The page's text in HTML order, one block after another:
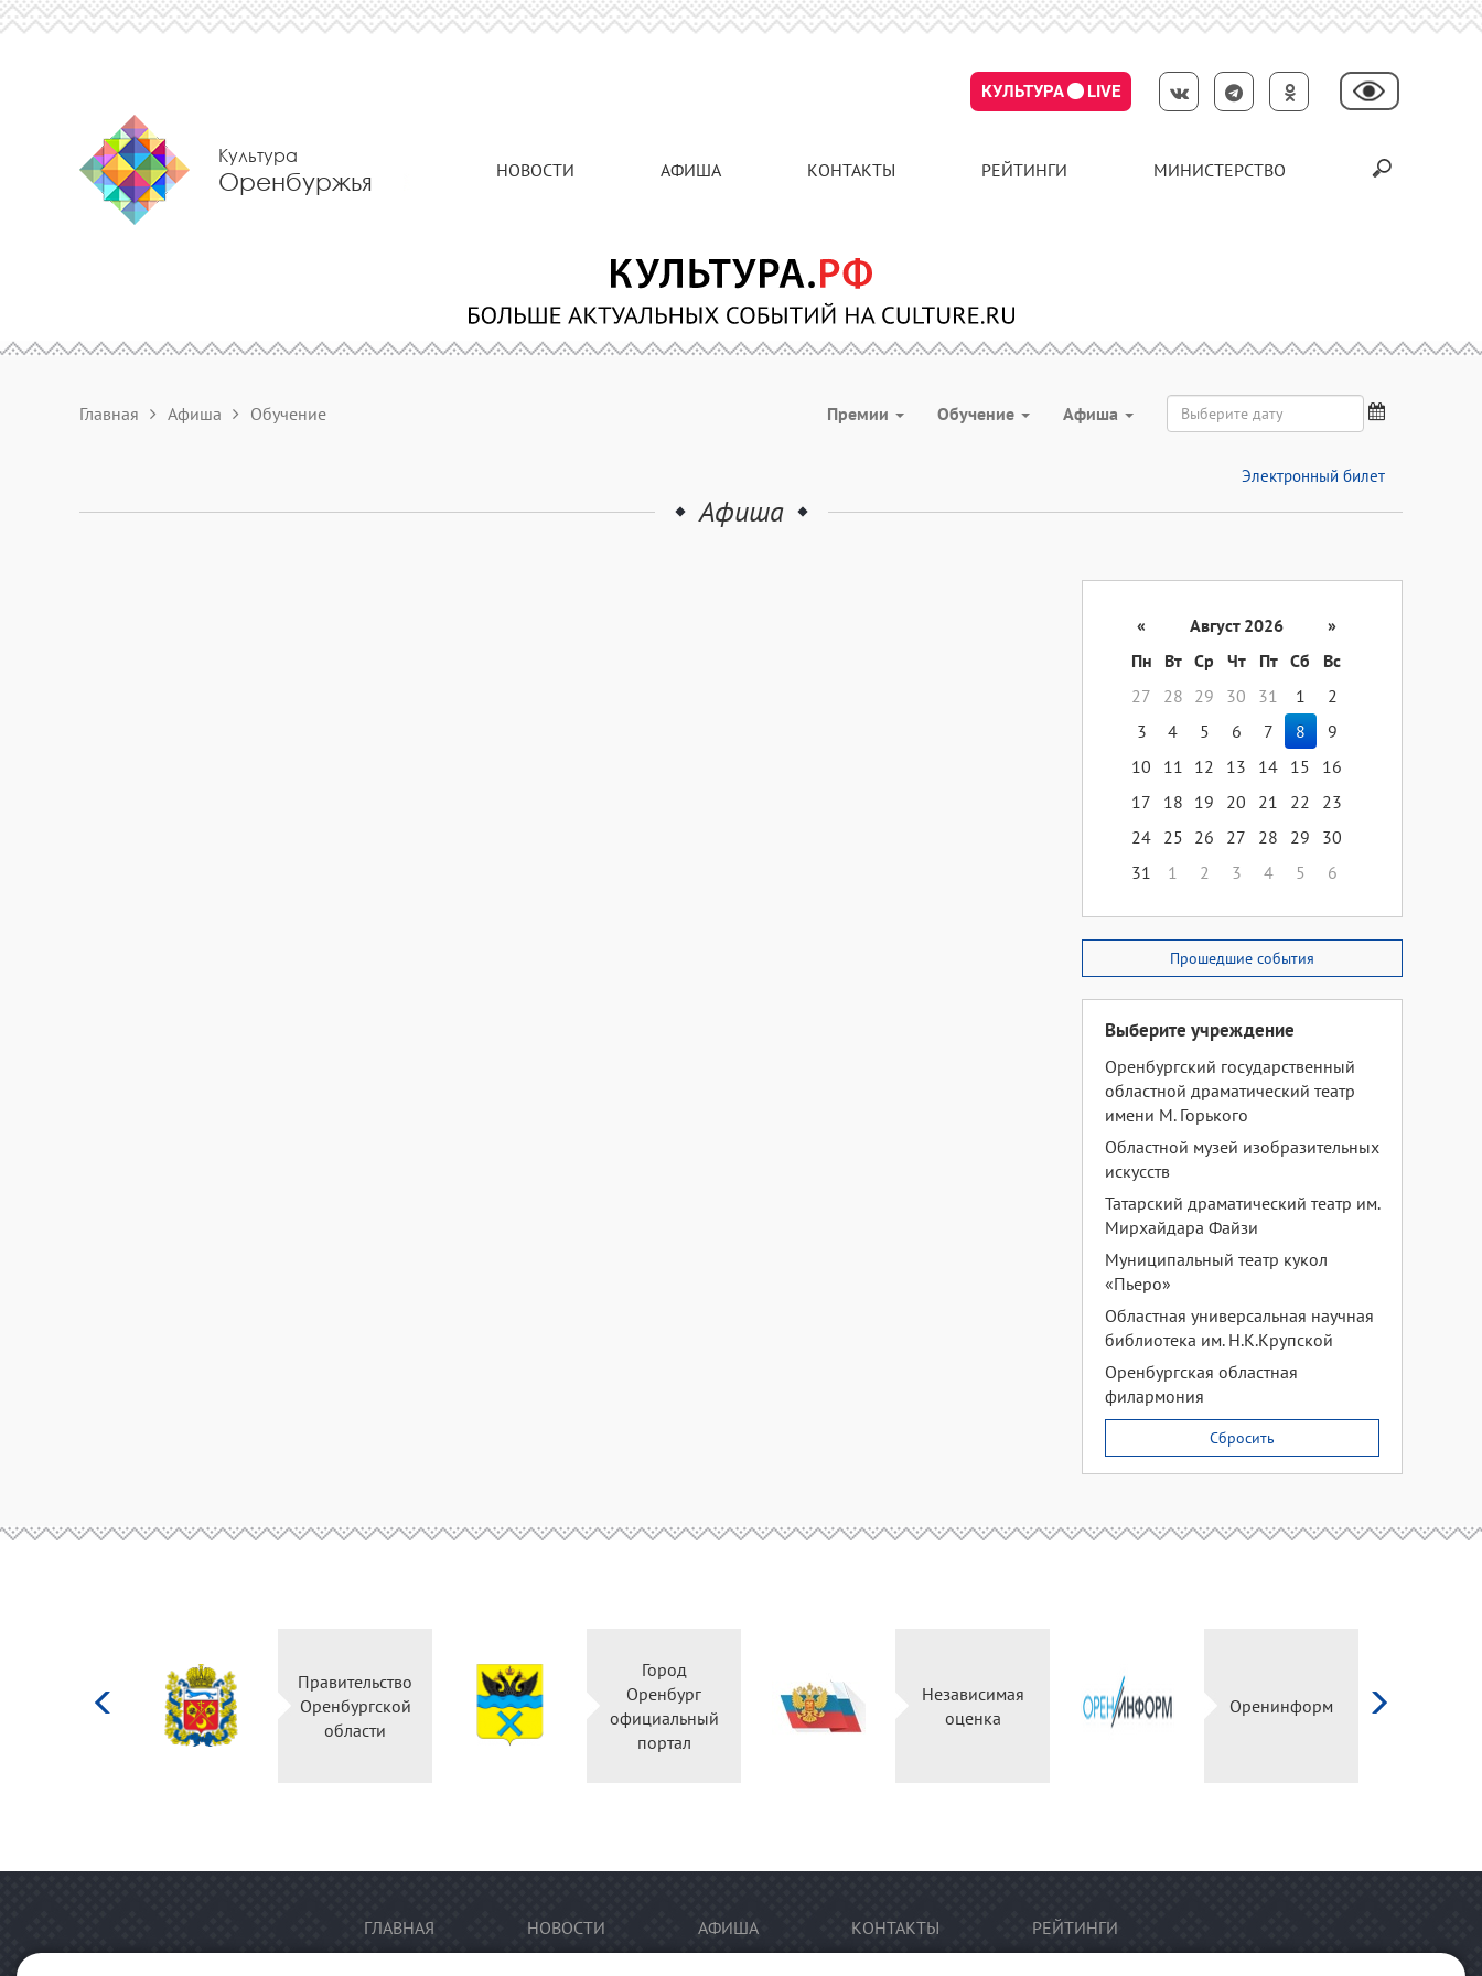
КУЛЬТУРА LIVE
Культура
Оренбуржья НОВОСТИ АФИША КОНТАКТЫ РЕЙТИНГИ МИНИСТЕРСТВО
Главная Афиша Обучение Премии Обучение Aфиша
Электронный билет
Афиша
« Август 2026
»
Пн
Вт Ср Чт Пт Сб
Вс
27
28 29 30 31 1
2
3
4 5 6 7 8
9
10
11 12 13 14 15
16
17
18 19 20 21 22
23
24 25 26 27 28 29
30
31
1 2 3 4 5 6
Прошедшие события
Выберите учреждение
Оренбургский государственный
областной драматический театр
имени М. Горького
Областной музей изобразительных
искусств
Татарский драматический театр им.
Мирхайдара Файзи
Муниципальный театр кукол
«Пьеро»
Областная универсальная научная
библиотека им. Н.К.Крупской
Оренбургская областная
филармония
Сбросить
Правительство
Оренбургской
области
Город
Оренбург
официальный
портал
Независимая
оценка
Оренинформ
ГЛАВНАЯ НОВОСТИ АФИША КОНТАКТЫ РЕЙТИНГИ